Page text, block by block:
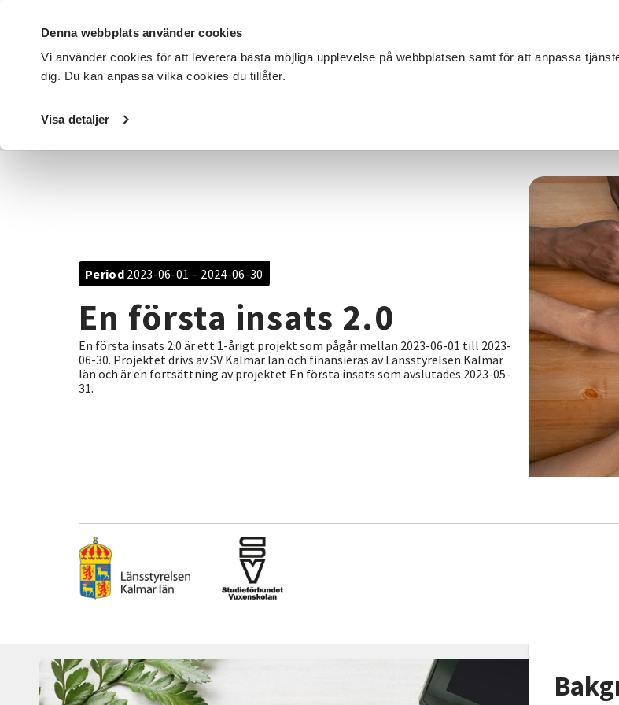
Denna webbplats använder cookies
Vi använder cookies för att leverera bästa möjliga upplevelse på webbplatsen samt för att anpassa
dig. Du kan anpassa vilka cookies du tillåter.
Visa detaljer
DET HÄR GÖR VI FÖR DIG SOM SÖK KURSER OCH EVENEMANG
Startsida / Avdelningar
Period 2023-06-01 – 2024-06-30
En första insats 2.0
En första insats 2.0 är ett 1-årigt projekt som pågår mellan 2023-06-01 till 2023-
06-30. Projektet drivs av SV Kalmar län och finansieras av Länsstyrelsen Kalmar
län och är en fortsättning av projektet En första insats som avslutades 2023-05-
31.